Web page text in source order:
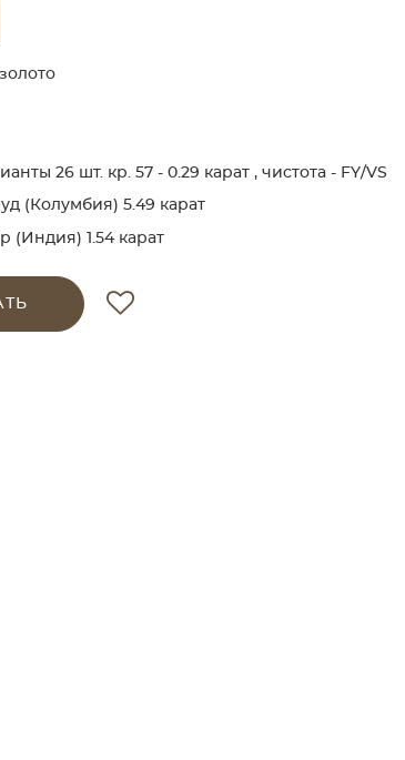
26 шт. кр. 57 - 0.29 карат , чистота - FY/VS
(Колумбия) 5.49 карат
(Индия) 1.54 карат